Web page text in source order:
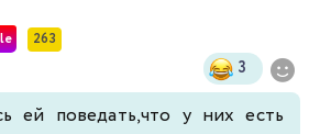
263
3
ей поведать,что у них есть